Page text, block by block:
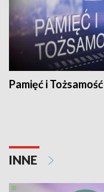
Pamięć i Tożsamość
INNE